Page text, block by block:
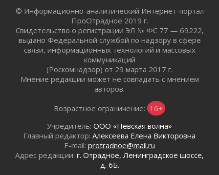
районе Ленобласти
Жителям Ленобласти напомнили, как
действовать при укусе клеща
02 августа 2026
В Ивангороде назвали новых почетных
граждан Ленинградской области
Готовность №1
02 августа 2026
Километровые столбы «Дороги жизни»
отправили на реставрацию
Ленобласть внедрила передовую подготовку
© Информационно-аналитический Интернет-портал
ПроОтрадное 2019 г.
Свидетельство о регистрации ЭЛ № ФС 77 — 69222,
выдано Федеральной службой по надзору в сфере
связи, информационных технологий и массовых
коммуникаций
(Роскомнадзор) от 29 марта 2017 г.
Мнение редакции может не совпадать с мнением
авторов.
Возрастное ограничение: 16+
Учредитель: ООО «Невская волна»
Главный редактор: Алексеева Елена Викторовна
E-mail: protradnoe@mail.ru
Адрес редакции: г. Отрадное, Ленинградское шоссе,
д. 6Б.